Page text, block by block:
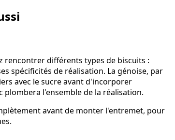
rencontrer différents types de biscuits :
spécificités de réalisation. La génoise, par
avec le sucre avant d'incorporer
l'ensemble de la réalisation.
avant de monter l'entremet, pour